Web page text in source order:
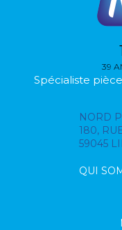
39
Spécialiste
NORD
180,
59045
QUI